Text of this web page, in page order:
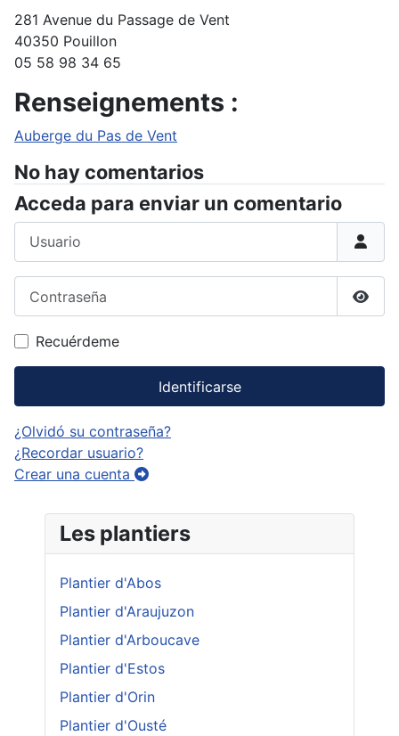
281 Avenue du Passage de Vent
40350 Pouillon
05 58 98 34 65
Renseignements :
Auberge du Pas de Vent
No hay comentarios
Acceda para enviar un comentario
Recuérdeme
Identificarse
¿Olvidó su contraseña?
¿Recordar usuario?
Crear una cuenta
Les plantiers
Plantier d'Abos
Plantier d'Araujuzon
Plantier d'Arboucave
Plantier d'Estos
Plantier d'Orin
Plantier d'Ousté